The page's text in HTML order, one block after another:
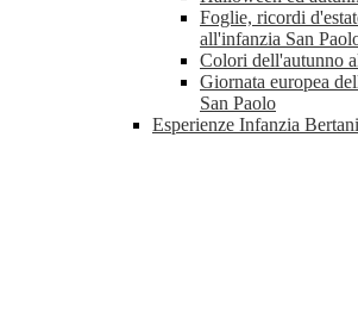
Foglie, ricordi
all'infanzia San
Colori dell'autunno
Giornata europea
San Paolo
Esperienze Infanzia